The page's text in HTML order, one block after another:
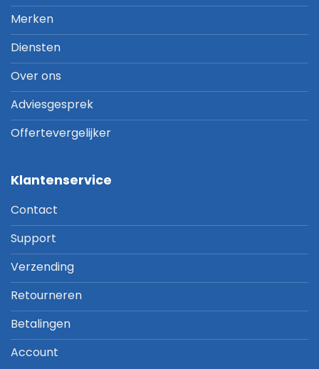
Merken
Diensten
Over ons
Adviesgesprek
Offertevergelijker
Klantenservice
Contact
Support
Verzending
Retourneren
Betalingen
Account